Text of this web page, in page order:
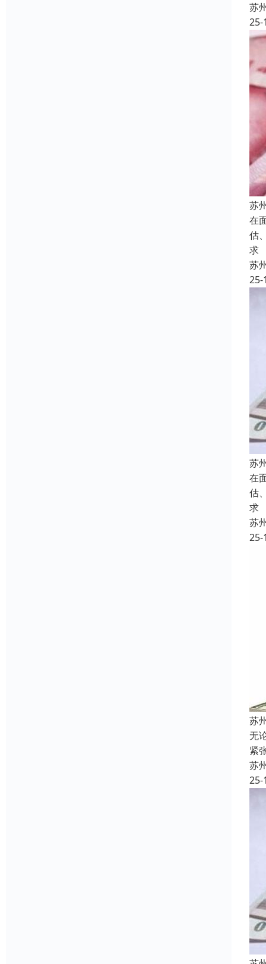
苏
25-
苏
在
估
求
苏
25-
苏
在
估
求
苏
25-
苏
无
紧
苏
25-